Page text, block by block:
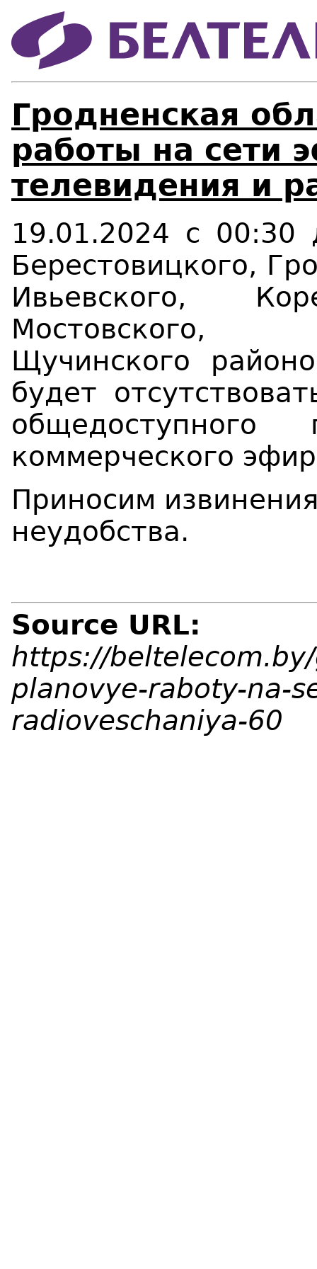
Гродненская
работы на сети
телевидения и
19.01.2024 с 00:30
Берестовицкого,
Ивьевского,
Щучинского район
будет
общедоступного
коммерческого
Приносим
неудобства.
Source URL:
https://
planovye-raboty-na-
radioveschaniya-60